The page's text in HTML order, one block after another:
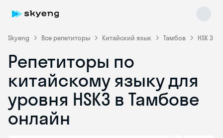
Skyeng Все репетиторы Китайский язык Тамбов HSK 3
Репетиторы по
китайскому языку для
уровня HSK3 в Тамбове
онлайн